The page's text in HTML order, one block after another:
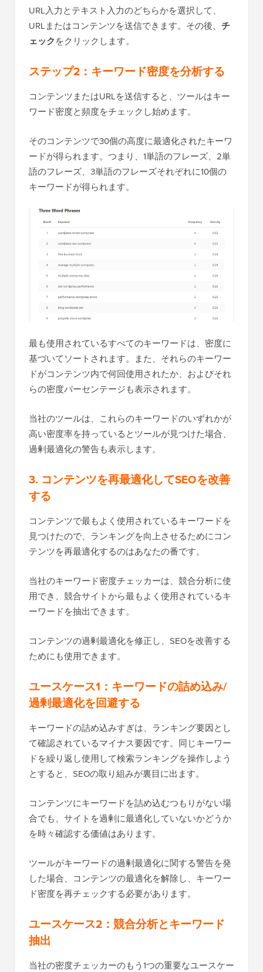
URL入力とテキスト入力のどちらかを選択して、
URLまたはコンテンツを送信できます。その後、 チ
ェックをクリックします。
ステップ2：キーワード密度を分析する
コンテンツまたはURLを送信すると、ツールはキー
ワード密度と頻度をチェックし始めます。
そのコンテンツで30個の高度に最適化されたキーワ
ードが得られます。つまり、1単語のフレーズ、2単
語のフレーズ、3単語のフレーズそれぞれに10個の
キーワードが得られます。
最も使用されているすべてのキーワードは、密度に
基づいてソートされます。また、それらのキーワー
ドがコンテンツ内で何回使用されたか、およびそれ
らの密度パーセンテージも表示されます。
当社のツールは、これらのキーワードのいずれかが
高い密度率を持っているとツールが見つけた場合、
過剰最適化の警告も表示します。
3. コンテンツを再最適化してSEOを改善
する
コンテンツで最もよく使用されているキーワードを
見つけたので、ランキングを向上させるためにコン
テンツを再最適化するのはあなたの番です。
当社のキーワード密度チェッカーは、競合分析に使
用でき、競合サイトから最もよく使用されているキ
ーワードを抽出できます。
コンテンツの過剰最適化を修正し、SEOを改善する
ためにも使用できます。
ユースケース1：キーワードの詰め込み/
過剰最適化を回避する
キーワードの詰め込みすぎは、ランキング要因とし
て確認されているマイナス要因です。同じキーワー
ドを繰り返し使用して検索ランキングを操作しよう
とすると、SEOの取り組みが裏目に出ます。
コンテンツにキーワードを詰め込むつもりがない場
合でも、サイトを過剰に最適化していないかどうか
を時々確認する価値はあります。
ツールがキーワードの過剰最適化に関する警告を発
した場合、コンテンツの最適化を解除し、キーワー
ド密度を再チェックする必要があります。
ユースケース2：競合分析とキーワード
抽出
当社の密度チェッカーのもう1つの重要なユースケー